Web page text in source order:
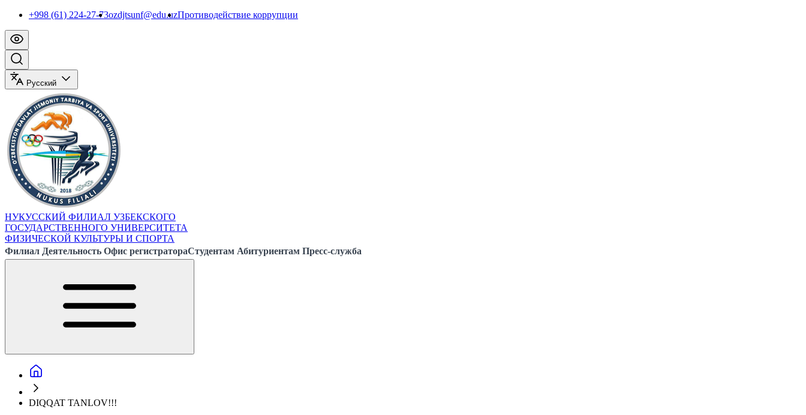
+998 (61) 224-27-73ozdjtsunf@edu.uzПротиводействие коррупции
Русский
НУКУССКИЙ ФИЛИАЛ УЗБЕКСКОГО
ГОСУДАРСТВЕННОГО УНИВЕРСИТЕТА
ФИЗИЧЕСКОЙ КУЛЬТУРЫ И СПОРТА
Филиал Деятельность Офис регистратораСтудентам Абитуриентам Пресс-служба
DIQQAT TANLOV!!!